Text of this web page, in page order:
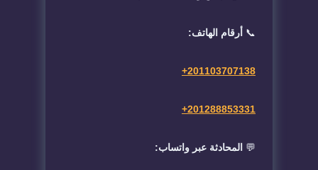
📞 أرقام الهاتف:
201103707138
+
201288853331
+
💬 المحادثة عبر واتساب: